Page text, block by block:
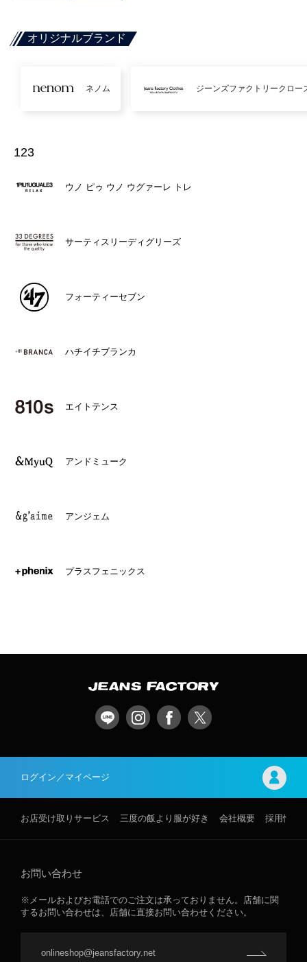
オリジナルブランド
ネノム ジーンズファクトリークロー
123
ウノ ピゥ ウノ ウグァーレ トレ
サーティスリーディグリーズ
フォーティーセブン
ハチイチブランカ
エイトテンス
アンドミューク
アンジェム
プラスフェニックス
ログイン／マイページ
お店受け取りサービス 三度の飯より服が好き 会社概要 採用情報
お問い合わせ
※メールおよびお電話でのご注文は承っておりません。店舗に関
するお問い合わせは、店舗に直接お問い合わせください。
onlineshop@jeansfactory.net